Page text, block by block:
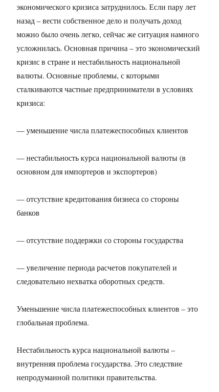
экономического кризиса затруднилось. Если пару лет
назад – вести собственное дело и получать доход
можно было очень легко, сейчас же ситуация намного
усложнилась. Основная причина – это экономический
кризис в стране и нестабильность национальной
валюты. Основные проблемы, с которыми
сталкиваются частные предприниматели в условиях
кризиса:
— уменьшение числа платежеспособных клиентов
— нестабильность курса национальной валюты (в
основном для импортеров и экспортеров)
— отсутствие кредитования бизнеса со стороны
банков
— отсутствие поддержки со стороны государства
— увеличение периода расчетов покупателей и
следовательно нехватка оборотных средств.
Уменьшение числа платежеспособных клиентов – это
глобальная проблема.
Нестабильность курса национальной валюты –
внутренняя проблема государства. Это следствие
непродуманной политики правительства.